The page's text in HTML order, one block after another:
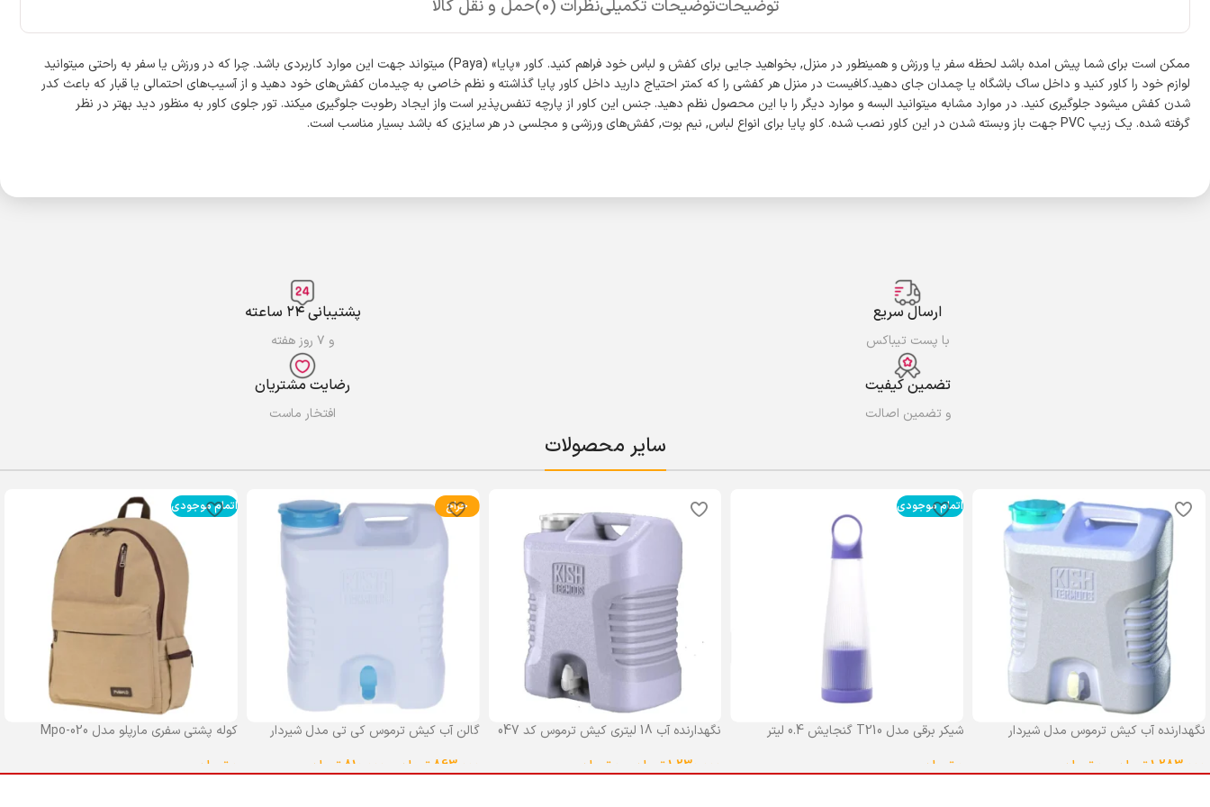
توضیحاتتوضیحات تکمیلینظرات (0) حمل و نقل کالا
ممکن است برای شما پیش امده باشد لحظه سفر یا ورزش و همینطور در منزل, بخواهید جایی برای کفش‌ و لباس خود فراهم کنید. کاور «پایا» (Paya) میتواند جهت این موارد کاربردی باشد. چرا که در ورزش یا سفر به راحتی میتوانید
لوازم خود را کاور کنید و داخل ساک باشگاه یا چمدان جای دهید.کافیست در منزل هر کفشی را که کمتر احتیاج دارید داخل کاور پایا گذاشته و نظم خاصی به چیدمان کفش‌های خود دهید و از آسیب‌های احتمالی یا قبار که باعث کدر
شدن کفش میشود جلوگیری کنید. در موارد مشابه میتوانید البسه و موارد دیگر را با این محصول نظم دهید. جنس این کاور از پارچه تنفس‌پذیر است واز ایجاد رطوبت جلوگیری میکند. تور جلوی کاور به منظور دید بهتر در نظر
گرفته شده. یک زیپ PVC جهت باز وبسته شدن در این کاور نصب شده. کاو پایا برای انواع لباس, نیم بوت, کفش‌های ورزشی و مجلسی در هر سایزی که باشد بسیار مناسب است.
ارسال سریع
با پست تیباکس
پشتیبانی ۲۴ ساعته
و ۷ روز هفته
تضمین کیفیت
و تضمین اصالت
رضایت مشتریان
افتخار ماست
سایر محصولات
نگهدارنده آب کیش ترموس مدل شیردار
1,283,000تومان تومان
اتمام موجودی
شیکر برقی مدل T210 گنجایش 0.4 لیتر
تومان
نگهدارنده آب 18 لیتری کیش ترموس کد 047
1,230,000تومان تومان
حراج
گالن آب کیش ترموس کی تی مدل شیردار
863,000 تومان 810,000 تومان
اتمام موجودی
کوله پشتی سفری مارپلو مدل Mpo-020
تومان